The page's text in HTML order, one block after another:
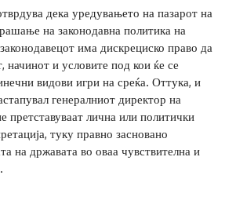
дека уредувањето на пазарот на
на законодавна политика на
има дискрециско право да
начинот и условите под кои ќе се
видови игри на среќа. Оттука, и
генералниот директор на
претставуваат лична или политички
туку правно засновано
на државата во оваа чувствителна и